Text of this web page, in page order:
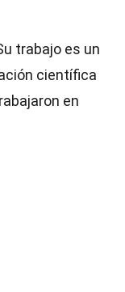
trabajo es un
científica
en